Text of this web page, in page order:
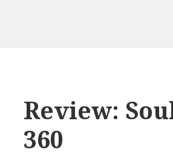
Review:
360